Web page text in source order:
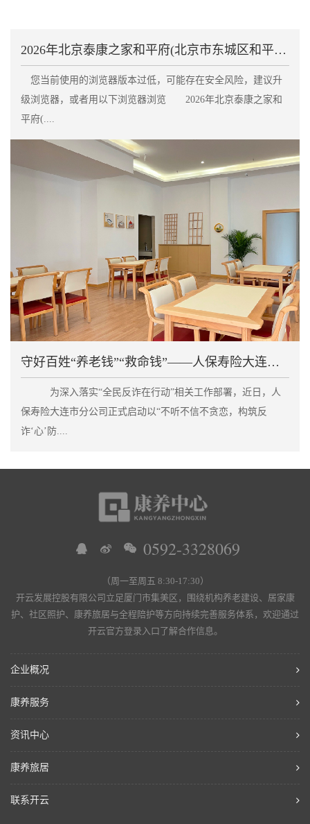
2026年北京泰康之家和平府(北京市东城区和平里街
您当前使用的浏览器版本过低，可能存在安全风险，建议升
级浏览器，或者用以下浏览器浏览 2026年北京泰康之家和
平府(....
守好百姓“养老钱”“救命钱”——人保寿险大连市分公
为深入落实“全民反诈在行动”相关工作部署，近日，人
保寿险大连市分公司正式启动以“不听不信不贪恋，构筑反
诈‘心’防....
0592-3328069
（周一至周五 8:30-17:30）
开云发展控股有限公司立足厦门市集美区，围绕机构养老建设、居家康
护、社区照护、康养旅居与全程陪护等方向持续完善服务体系，欢迎通过
开云官方登录入口了解合作信息。
企业概况
康养服务
资讯中心
康养旅居
联系开云